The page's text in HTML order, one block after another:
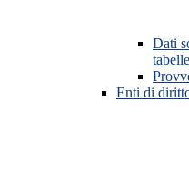
Dati
Enti di